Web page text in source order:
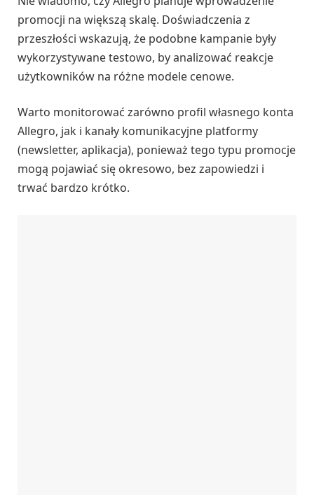
promocji na większą skalę. Doświadczenia z
przeszłości wskazują, że podobne kampanie były
wykorzystywane testowo, by analizować reakcje
użytkowników na różne modele cenowe.
Warto monitorować zarówno profil własnego konta
Allegro, jak i kanały komunikacyjne platformy
(newsletter, aplikacja), ponieważ tego typu promocje
mogą pojawiać się okresowo, bez zapowiedzi i
trwać bardzo krótko.